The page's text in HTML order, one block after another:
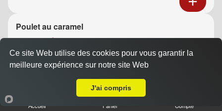
Poulet au caramel
13.40 €
Accueil Panier Compte
Ce site Web utilise des cookies pour vous garantir la
meilleure expérience sur notre site Web
J'ai compris